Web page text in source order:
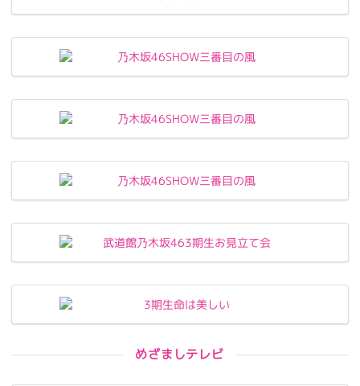
めざましテレビ